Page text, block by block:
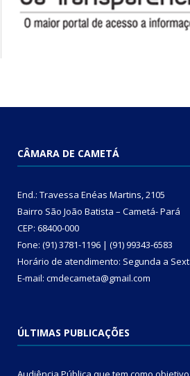
CÂMARA DE CAMETÁ
End.: Travessa Enéas Martins, 2105
Bairro São João Batista – Cametá- Pará
CEP: 68400-000
Fone: (91) 3781-1196 | (91) 99343-6583
Horário de atendimento: Segunda a
E-mail: cmdecameta@gmail.com
ÚLTIMAS PUBLICAÇÕES